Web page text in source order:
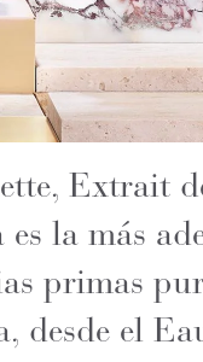
Extrait
la más
primas
desde el